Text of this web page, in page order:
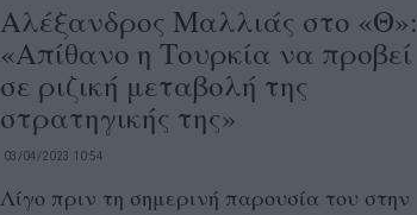
Αλέξανδρος Μαλλιάς στο «Θ»:
«Απίθανο η Τουρκία να προβεί
σε ριζική μεταβολή της
στρατηγικής της»
03/04/2023 10:54
Λίγο πριν τη σημερινή παρουσία του στην